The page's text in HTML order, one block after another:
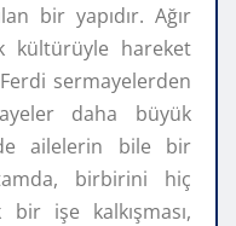
bir yapıdır. Ağır
kültürüyle hareket
sermayelerden
daha büyük
ailelerin bile bir
birbirini hiç
işe kalkışması,